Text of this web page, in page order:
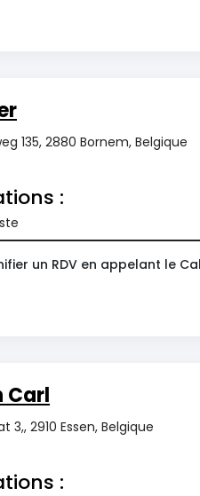
135, 2880 Bornem, Belgique
:
un RDV en appelant le
Carl
3,, 2910 Essen, Belgique
: